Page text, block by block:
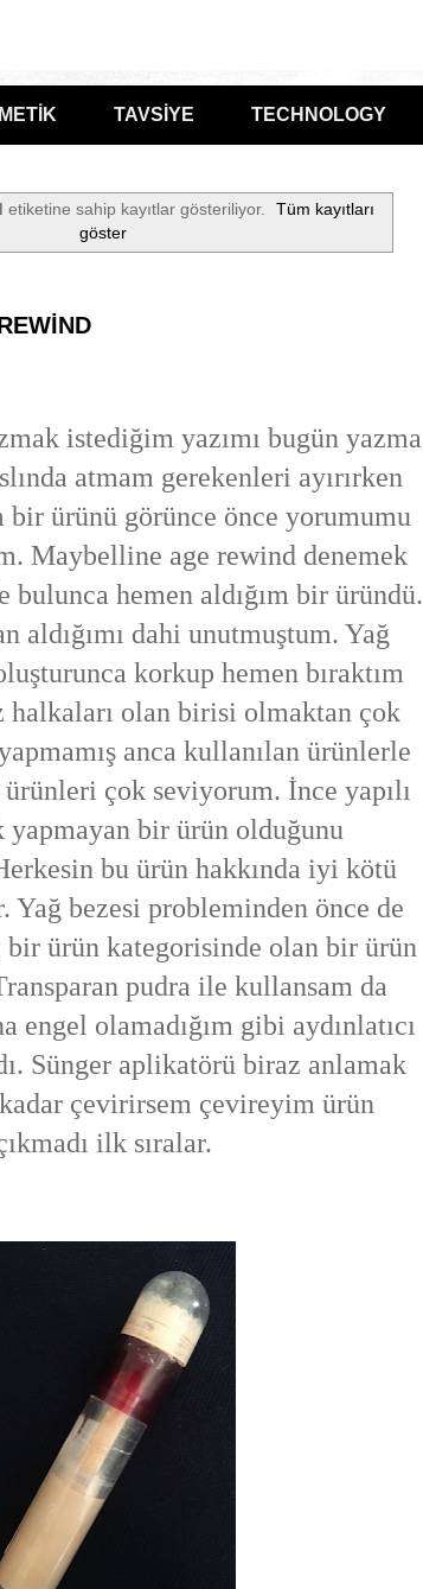
TAVSİYE TECHNOLOGY
etiketine sahip kayıtlar gösteriliyor.
Tüm kayıtları
göster
istediğim yazımı bugün yazma
atmam gerekenleri ayırırken
bir ürünü görünce önce yorumumu
Maybelline age rewind denemek
hemen aldığım bir üründü.
aldığımı dahi unutmuştum. Yağ
korkup hemen bıraktım
halkaları olan birisi olmaktan çok
anca kullanılan ürünlerle
çok seviyorum. İnce yapılı
yapmayan bir ürün olduğunu
bu ürün hakkında iyi kötü
Yağ bezesi probleminden önce de
bir ürün kategorisinde olan bir ürün
pudra ile kullansam da
engel olamadığım gibi aydınlatıcı
Sünger aplikatörü biraz anlamak
çevirirsem çevireyim ürün
ilk sıralar.